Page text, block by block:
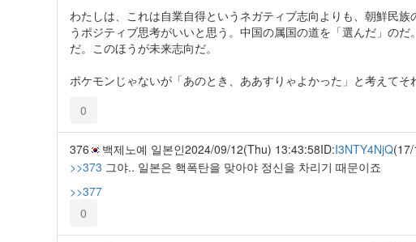
わたしは、これは自業自得というネガティブ志向よりも、朝鮮民
うポジティブ思考がいいと思う。中国の属国の道を「選んだ」の
だ。このほうが未来志向だ。
ポケモンじゃないが「あのとき、ああすりゃよかった」と考えてそ
0
376 백제노예 일본인2024/09/12(Thu) 13:43:58ID:I3NTY4NjQ
>>373 그야.. 일본은 핵폭탄을 맞아야 정신을 차리기 때문이죠
>>377
0